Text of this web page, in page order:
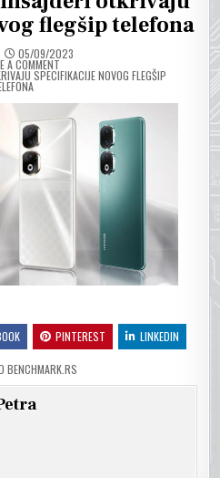
flegšip telefona
05/09/2023
A COMMENTON
SPECIFIKACIJE NOVOG FLEGŠIP
PINTEREST LINKEDIN
BENCHMARK.RS